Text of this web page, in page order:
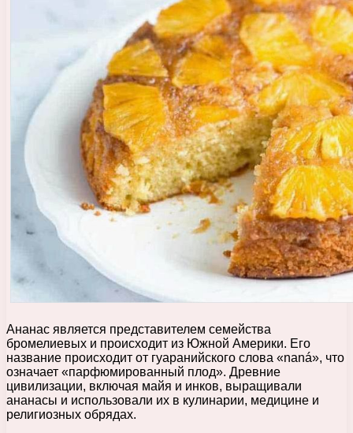
Ананас является представителем семейства
бромелиевых и происходит из Южной Америки. Его
название происходит от гуаранийского слова «naná», что
означает «парфюмированный плод». Древние
цивилизации, включая майя и инков, выращивали
ананасы и использовали их в кулинарии, медицине и
религиозных обрядах.